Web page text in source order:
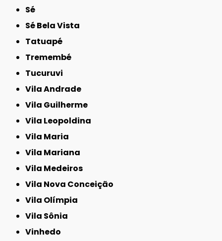
Sé
Sé Bela Vista
Tatuapé
Tremembé
Tucuruvi
Vila Andrade
Vila Guilherme
Vila Leopoldina
Vila Maria
Vila Mariana
Vila Medeiros
Vila Nova Conceição
Vila Olímpia
Vila Sônia
Vinhedo